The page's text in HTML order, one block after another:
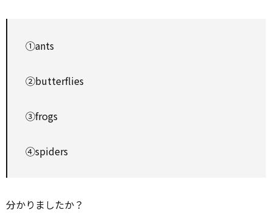
①ants
②butterflies
③frogs
④spiders
分かりましたか？